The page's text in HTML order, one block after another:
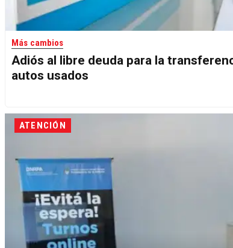
Más cambios
Adiós al libre deuda para la
autos usados
ATENCIÓN